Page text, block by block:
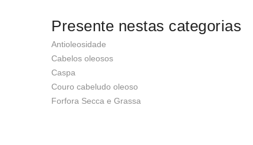
Presente nestas categorias
Antioleosidade
Cabelos oleosos
Caspa
Couro cabeludo oleoso
Forfora Secca e Grassa